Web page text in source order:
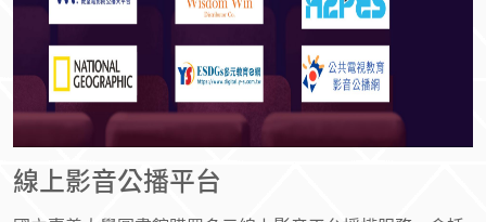
線上影音公播平台